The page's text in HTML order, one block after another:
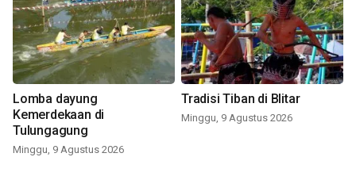
Lomba dayung
Kemerdekaan di
Tulungagung
Minggu, 9 Agustus 2026
Tradisi Tiban di Blitar
Minggu, 9 Agustus 2026